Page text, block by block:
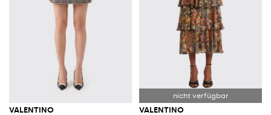
VALENTINO VALENTINO